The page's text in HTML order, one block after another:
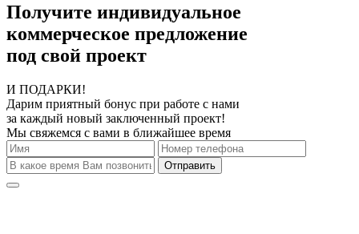
Получите индивидуальное
коммерческое предложение
под свой проект
И ПОДАРКИ!
Дарим приятный бонус при работе с нами
за каждый новый заключенный проект!
Мы свяжемся с вами в ближайшее время
Отправить